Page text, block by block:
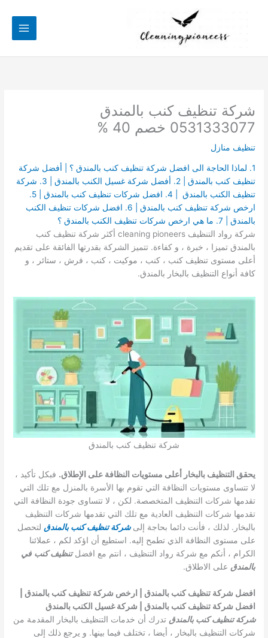
شركة تنظيف كنب بالمندق
0531333077 خصم 40 %
تنظيف منازل
1. لماذا الحاجة الى افضل شركة تنظيف كنب بالمندق ؟ | أفضل شركة
تنظيف كنب بالمندق | 2. أفضل شركة غسيل الكنب بالمندق | 3. شركة
تنظيف الكنب بالمندق | 4. افضل شركات تنظيف كنب بالمندق | 5.
ارخص شركة تنظيف كنب بالمندق | 6. افضل شركات تنظيف الكنب
بالمندق | 7. ما هي ارخص شركات تنظيف الكنب بالمندق ؟
شركة رواد التنظيف cleaning pioneers أكثر شركة تنظيف كنب
بالمندق تميزا ، خبرة ، و كفاءة. تتميز الشركة بقدرتها الفائقة على تقديم
أعلى مستوى تنظيف كنب ، كنب ، موكيت ، كنب ، فرش ، ستائر ، و
كافة أنواع التنظيف بالبخار بالمندق.
شركة تنظيف كنب بالمندق
يحقق التنظيف بالبخار أعلى مستويات النظافة على الإطلاق. فبكل تأكيد ،
لا تتساوى مستويات النظافة التي تقوم بها الأسرة بالمنزل مع تلك التي
تقدمها شركات التنظيف المتخصصة. لكن ، لا تتساوى جودة النظافة التي
تقدمها شركات التنظيف العادية مع تلك التي تقدمها شركات التنظيف
بالبخار. لذلك ، فأنت دائما بحاجة إلىشركة تنظيف كنب بالمندق لتحصل
على مستوى النظافة الذي تطمح إليه. استطيع أن اؤكد لكم ، عملائنا
الكرام ، أنكم مع شركة رواد التنظيف ، انتم مع افضلتنظيف كنب في
بالمندق على الاطلاق.
افضل شركة تنظيف كنب بالمندق | ارخص شركة تنظيف كنب بالمندق |
افضل شركة تنظيف كنب بالمندق | شركة غسيل الكنب بالمندق
شركة تنظيف كنب بالمندق تدرك أن خدمات التنظيف بالبخار المقدمة من
شركات التنظيف بالبخار ، أيضا ، تختلف فيما بينها. و يرجع ذلك إلى